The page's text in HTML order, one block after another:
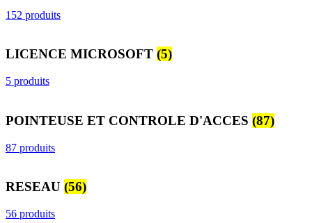
152 produits
LICENCE MICROSOFT (5)
5 produits
POINTEUSE ET CONTROLE D'ACCES (87)
87 produits
RESEAU (56)
56 produits